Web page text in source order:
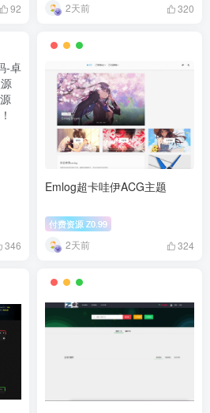
92 2天前 320
346
Emlog超卡哇伊ACG主题
付费资源 Z0.99
2天前 324